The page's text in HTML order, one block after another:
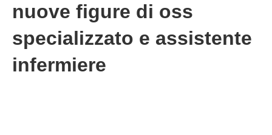
nuove figure di oss
specializzato e assistente
infermiere